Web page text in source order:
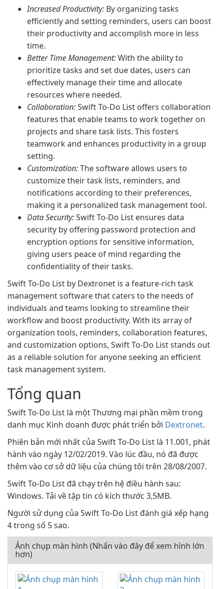
Increased Productivity: By organizing tasks
efficiently and setting reminders, users can boost
their productivity and accomplish more in less
time.
Better Time Management:With the ability to
prioritize tasks and set due dates, users can
effectively manage their time and allocate
resources where needed.
Collaboration:Swift To-Do List offers collaboration
features that enable teams to work together on
projects and share task lists. This fosters
teamwork and enhances productivity in a group
setting.
Customization:The software allows users to
customize their task lists, reminders, and
notifications according to their preferences,
making it a personalized task management tool.
Data Security:Swift To-Do List ensures data
security by offering password protection and
encryption options for sensitive information,
giving users peace of mind regarding the
confidentiality of their tasks.
Swift To-Do List by Dextronet is a feature-rich task
management software that caters to the needs of
individuals and teams looking to streamline their
workflow and boost productivity. With its array of
organization tools, reminders, collaboration features,
and customization options, Swift To-Do List stands out
as a reliable solution for anyone seeking an efficient
task management system.
Tổng quan
Swift To-Do List là một Thương mại phần mềm trong
danh mục Kinh doanh được phát triển bởi Dextronet.
Phiên bản mới nhất của Swift To-Do List là 11.001, phát
hành vào ngày 12/02/2019. Vào lúc đầu, nó đã được
thêm vào cơ sở dữ liệu của chúng tôi trên 28/08/2007.
Swift To-Do List đã chạy trên hệ điều hành sau:
Windows. Tải về tập tin có kích thước 3,5MB.
Người sử dụng của Swift To-Do List đánh giá xếp hạng
4 trong số 5 sao.
Ảnh chụp màn hình (Nhấn vào đây để xem hình lớn
hơn)